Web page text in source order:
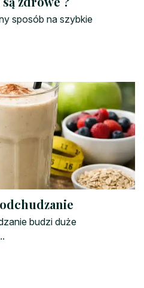
sposób na szybkie
budzi duże